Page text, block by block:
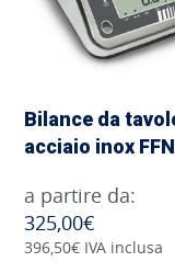
Bilance da
acciaio inox
a partire da:
325,00€
396,50€ IVA inclusa